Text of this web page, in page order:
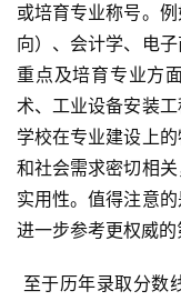
或培育专业称号。
向）、会计学、电
重点及培育专业方
术、工业设备安装
学校在专业建设上
和社会需求密切相
实用性。值得注意
进一步参考更权威的